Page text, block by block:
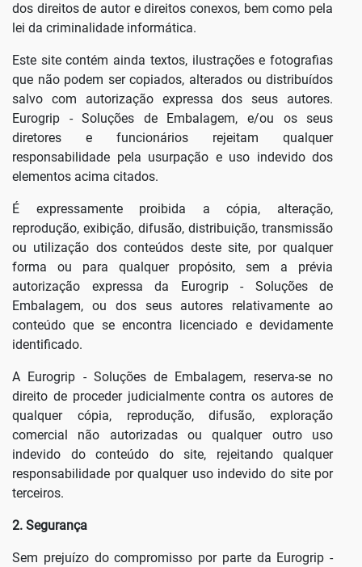
dos direitos de autor e direitos conexos, bem como pela
lei da criminalidade informática.
Este site contém ainda textos, ilustrações e fotografias
que não podem ser copiados, alterados ou distribuídos
salvo com autorização expressa dos seus autores.
Eurogrip - Soluções de Embalagem, e/ou os seus
diretores e funcionários rejeitam qualquer
responsabilidade pela usurpação e uso indevido dos
elementos acima citados.
É expressamente proibida a cópia, alteração,
reprodução, exibição, difusão, distribuição, transmissão
ou utilização dos conteúdos deste site, por qualquer
forma ou para qualquer propósito, sem a prévia
autorização expressa da Eurogrip - Soluções de
Embalagem, ou dos seus autores relativamente ao
conteúdo que se encontra licenciado e devidamente
identificado.
A Eurogrip - Soluções de Embalagem, reserva-se no
direito de proceder judicialmente contra os autores de
qualquer cópia, reprodução, difusão, exploração
comercial não autorizadas ou qualquer outro uso
indevido do conteúdo do site, rejeitando qualquer
responsabilidade por qualquer uso indevido do site por
terceiros.
2. Segurança
Sem prejuízo do compromisso por parte da Eurogrip -